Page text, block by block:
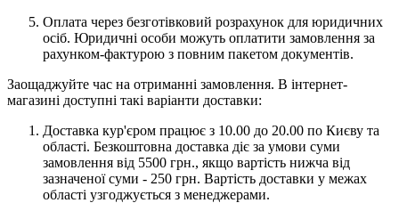
Оплата через безготівковий розрахунок для юридичних
осіб. Юридичні особи можуть оплатити замовлення за
рахунком-фактурою з повним пакетом документів.
Заощаджуйте час на отриманні замовлення. В інтернет-
магазині доступні такі варіанти доставки:
Доставка кур'єром працює з 10.00 до 20.00 по Києву та
області. Безкоштовна доставка діє за умови суми
замовлення від 5500 грн., якщо вартість нижча від
зазначеної суми - 250 грн. Вартість доставки у межах
області узгоджується з менеджерами.